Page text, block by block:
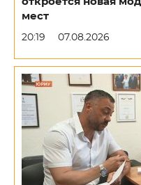
мест
20:19 07.08.2026